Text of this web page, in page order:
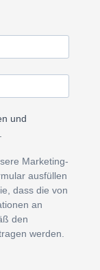
und
Marketing-
ausfüllen
dass die von
an
den
werden.